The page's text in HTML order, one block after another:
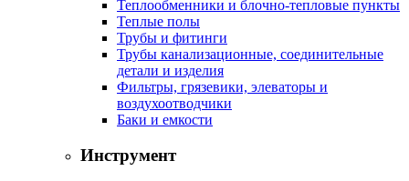
Теплообменники и блочно-тепловые пункты
Теплые полы
Трубы и фитинги
Трубы канализационные, соединительные
детали и изделия
Фильтры, грязевики, элеваторы и
воздухоотводчики
Баки и емкости
Инструмент